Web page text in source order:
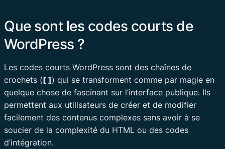
Que sont les codes courts de
WordPress ?
Les codes courts WordPress sont des chaînes de
crochets ([ ]) qui se transforment comme par magie en
quelque chose de fascinant sur l’interface publique. Ils
permettent aux utilisateurs de créer et de modifier
facilement des contenus complexes sans avoir à se
soucier de la complexité du HTML ou des codes
d’intégration.